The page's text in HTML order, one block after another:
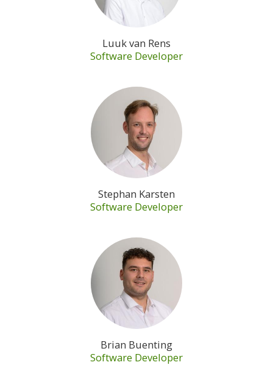
Luuk van Rens
Software Developer
Stephan Karsten
Software Developer
Brian Buenting
Software Developer